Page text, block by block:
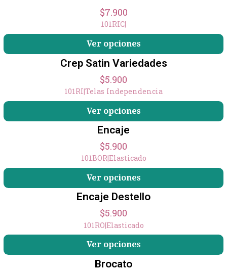
$7.900
101RIC|
Ver opciones
+11
Crep Satin Variedades
$5.900
101RI|Telas Independencia
Ver opciones
Encaje
$5.900
101BOR|Elasticado
Ver opciones
+2
Encaje Destello
$5.900
101RO|Elasticado
Ver opciones
Brocato